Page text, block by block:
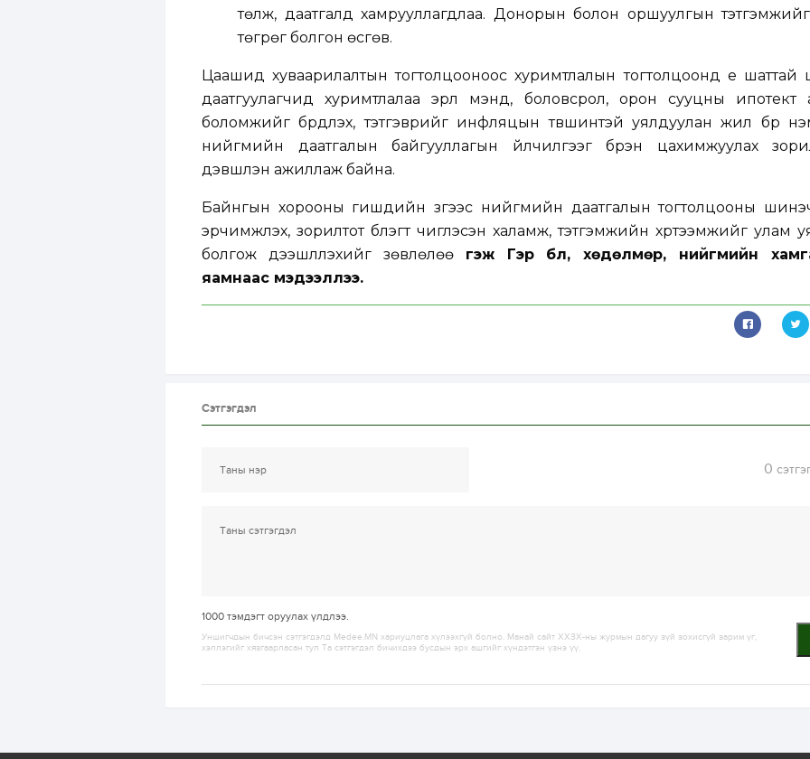
төлж, даатгалд хамрууллагдлаа. Донорын болон оршуулгын
төгрөг болгон өсгөв.
Цаашид хуваарилалтын тогтолцооноос хуримтлалын тогтолцоонд үе шаттай
даатгуулагчид хуримтлалаа эрүүл мэнд, боловсрол, орон сууцны ипотект
боломжийг бүрдүүлэх, тэтгэврийг инфляцын түвшинтэй уялдуулан жил бүр
нийгмийн даатгалын байгууллагын үйлчилгээг бүрэн цахимжуулах
дэвшүүлэн ажиллаж байна.
Байнгын хорооны гишүүдийн зүгээс нийгмийн даатгалын тогтолцооны
эрчимжүүлэх, зорилтот бүлэгт чиглэсэн халамж, тэтгэмжийн хүртээмжийг улам
болгож дээшлүүлэхийг зөвлөлөө гэж Гэр бүл, хөдөлмөр, нийгмийн
яамнаас мэдээллээ.
Сэтгэгдэл
0
1000 тэмдэгт оруулах үлдлээ.
Уншигчдын бичсэн сэтгэгдэлд Medee.MN хариуцлага хүлээхгүй болно. Манай сайт ХХЗХ-ны журмын дагуу зүй зохисгүй зарим үг,
хэллэгийг хязгаарласан тул Та сэтгэгдэл бичихдээ бусдын эрх ашгийг хүндэтгэн үзнэ үү.